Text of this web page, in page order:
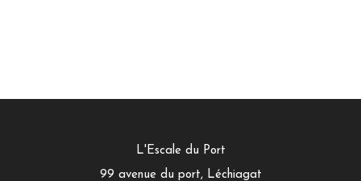
L'Escale du Port
99 avenue du port, Léchiagat